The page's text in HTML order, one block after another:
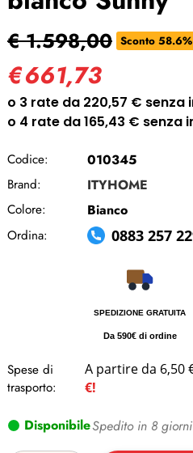
Hai perso la password?
€ 1.598,00 Sconto 58.6%
€661,73
Codice: 010345
Brand: ITYHOME
Colore: Bianco
Ordina: 0883 257
SPEDIZIONE GRATUITA
Da 590€ di ordine
Spese di
trasporto:
A partire da 6,50
€!
DisponibileSpedito in 8